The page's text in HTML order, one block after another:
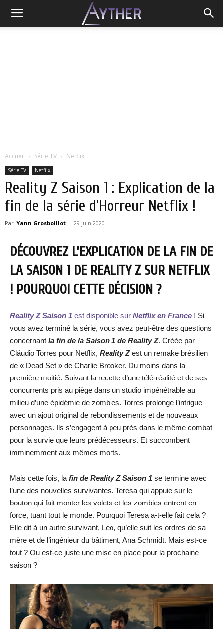
Accueil Série TV Netflix
Série TV Netflix
Reality Z Saison 1 : Explication de la
fin de la série d’Horreur Netflix !
Par Yann Grosboillot - 29 juin 2020
DÉCOUVREZ L’EXPLICATION DE LA FIN DE
LA SAISON 1 DE REALITY Z SUR NETFLIX
! POURQUOI CETTE DÉCISION ?
Reality Z Saison 1 est disponible sur Netflix en France ! Si
vous avez terminé la série, vous avez peut-être des questions
concernant la fin de la Saison 1 de Reality Z. Créée par
Cláudio Torres pour Netflix, Reality Zest un remake brésilien
de « Dead Set » de Charlie Brooker. Du moins dans la
première moitié. Suivant la recette d’une télé-réalité et de ses
concurrents pris au piège dans un studio impénétrable au
milieu d’une épidémie de zombies. Torres prolonge l’intrigue
avec un ajout original de rebondissements et de nouveaux
personnages. Ils s’engagent à peu près dans le même combat
pour la survie que leurs prédécesseurs. Et succombent
imminemment aux mêmes morts.
Mais cette fois, la fin de Reality Z Saison 1 se termine avec
l’une des nouvelles survivantes. Teresa qui appuie sur le
bouton qui fait monter les volets et les zombies entrent en
force, tuant tout le monde. Pourquoi Teresa a-t-elle fait cela ?
Elle dit à un autre survivant, Leo, qu’elle suit les ordres de sa
mère et de l’ingénieur du bâtiment, Ana Schmidt. Mais est-ce
tout ? Ou est-ce juste une mise en place pour la prochaine
saison ?